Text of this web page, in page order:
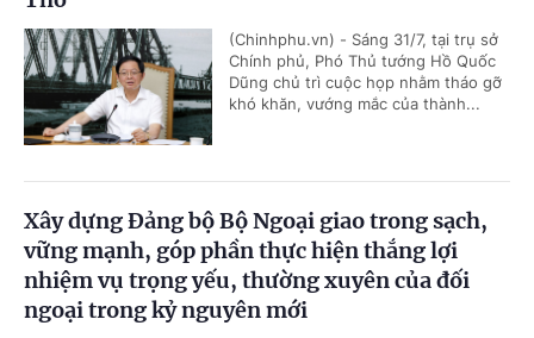
(Chinhphu.vn) - Sáng 31/7, tại trụ sở
Chính phủ, Phó Thủ tướng Hồ Quốc
Dũng chủ trì cuộc họp nhằm tháo gỡ
khó khăn, vướng mắc của thành...
Xây dựng Đảng bộ Bộ Ngoại giao trong sạch,
vững mạnh, góp phần thực hiện thắng lợi
nhiệm vụ trọng yếu, thường xuyên của đối
ngoại trong kỷ nguyên mới